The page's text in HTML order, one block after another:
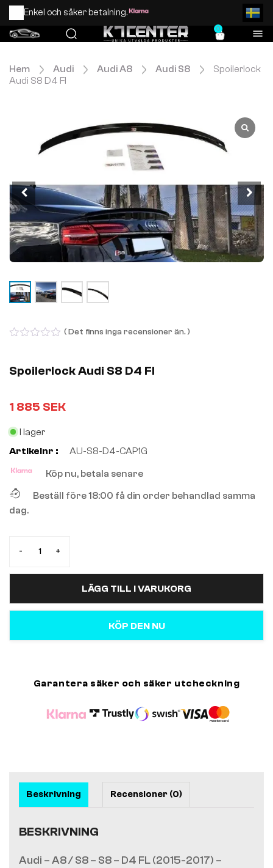
Enkel och säker betalning.
0
Hem Audi Audi A8 Audi S8
Spoilerlock
Audi S8 D4 Fl
of
5
( Det finns inga recensioner än. )
Spoilerlock Audi S8 D4 Fl
1 885 SEK
I lager
Artikelnr :
AU-S8-D4-CAP1G
Köp nu, betala senare
Beställ före 18:00 få din order behandlad samma
dag.
- +
LÄGG TILL I VARUKORG
KÖP DEN NU
Garantera säker och säker utcheckning
Beskrivning Recensioner (0)
BESKRIVNING
Audi – A8 / S8 – S8 – D4 FL (2015-2017) –